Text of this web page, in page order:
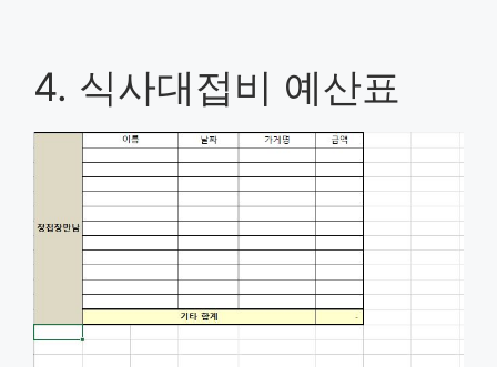
4. 식사대접비 예산표